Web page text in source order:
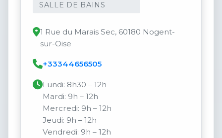
SALLE DE BAINS
1 Rue du Marais Sec, 60180 Nogent-
sur-Oise
+33344656505
Lundi: 8h30 – 12h
Mardi: 9h – 12h
Mercredi: 9h – 12h
Jeudi: 9h – 12h
Vendredi: 9h – 12h